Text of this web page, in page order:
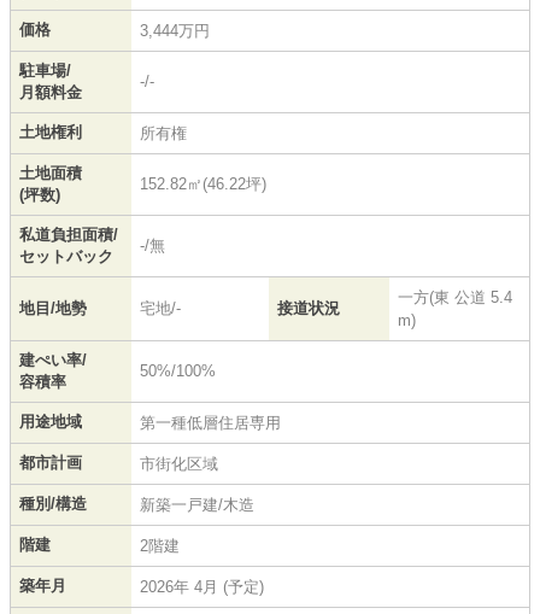
価格 3,444万円
駐車場/
月額料金
-/-
土地権利 所有権
土地面積
(坪数)
152.82㎡(46.22坪)
私道負担面積/
セットバック
-/無
地目/地勢 宅地/- 接道状況
一方(東 公道 5.4
m)
建ぺい率/
容積率
50%/100%
用途地域 第一種低層住居専用
都市計画 市街化区域
種別/構造 新築一戸建/木造
階建 2階建
築年月 2026年 4月 (予定)